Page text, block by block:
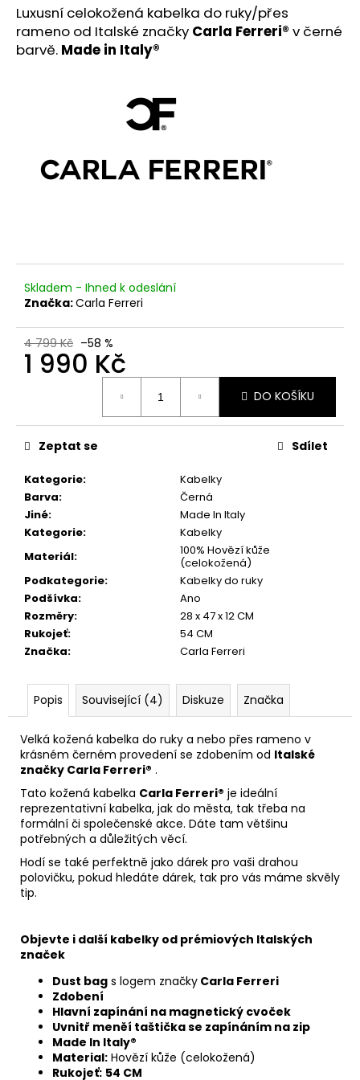
Luxusní celokožená kabelka do ruky/přes
rameno od Italské značky Carla Ferreri® v černé
barvě. Made in Italy®
Skladem - Ihned k odeslání
Značka:Carla Ferreri
4 799 Kč –58 %
1 990 Kč
DO KOŠÍKU
Kategorie:
Kabelky
Barva:
Černá
Jiné:
Made In Italy
Kategorie:
Kabelky
Materiál:
100% Hovězí kůže
(celokožená)
Podkategorie:
Kabelky do ruky
Podšívka:
Ano
Rozměry:
28 x 47 x 12 CM
Rukojeť:
54 CM
Značka: Carla Ferreri
Zeptat se Sdílet
Popis Související (4) Diskuze Značka
Velká kožená kabelka do ruky a nebo přes rameno v
krásném černém provedení se zdobením od Italské
značky Carla Ferreri® .
Tato kožená kabelka Carla Ferreri® je ideální
reprezentativní kabelka, jak do města, tak třeba na
formální či společenské akce. Dáte tam většinu
potřebných a důležitých věcí.
Hodí se také perfektně jako dárek pro vaši drahou
polovičku, pokud hledáte dárek, tak pro vás máme skvěly
tip.
Objevte i další kabelky od prémiových Italských
značek
Dust bag s logem značky Carla Ferreri
Zdobení
Hlavní zapínání na magnetický cvoček
Uvnitř meněí taštička se zapínáním na zip
Made In Italy®
Material: Hovězí kůže (celokožená)
Rukojeť: 54 CM
u
j
e
SAKO
D.I.W.O.
2
390
Kč
Původně:
5
199
Kč